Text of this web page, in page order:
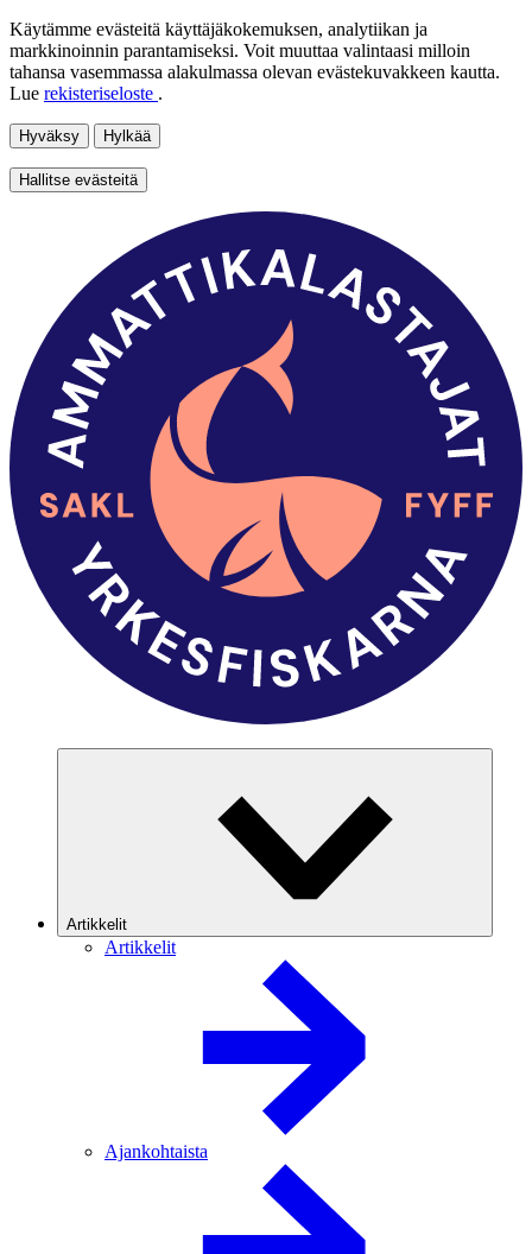
Käytämme evästeitä käyttäjäkokemuksen, analytiikan ja
markkinoinnin parantamiseksi. Voit muuttaa valintaasi milloin
tahansa vasemmassa alakulmassa olevan evästekuvakkeen kautta.
Lue rekisteriseloste .
Hyväksy Hylkää
Hallitse evästeitä
Artikkelit
Artikkelit
Ajankohtaista